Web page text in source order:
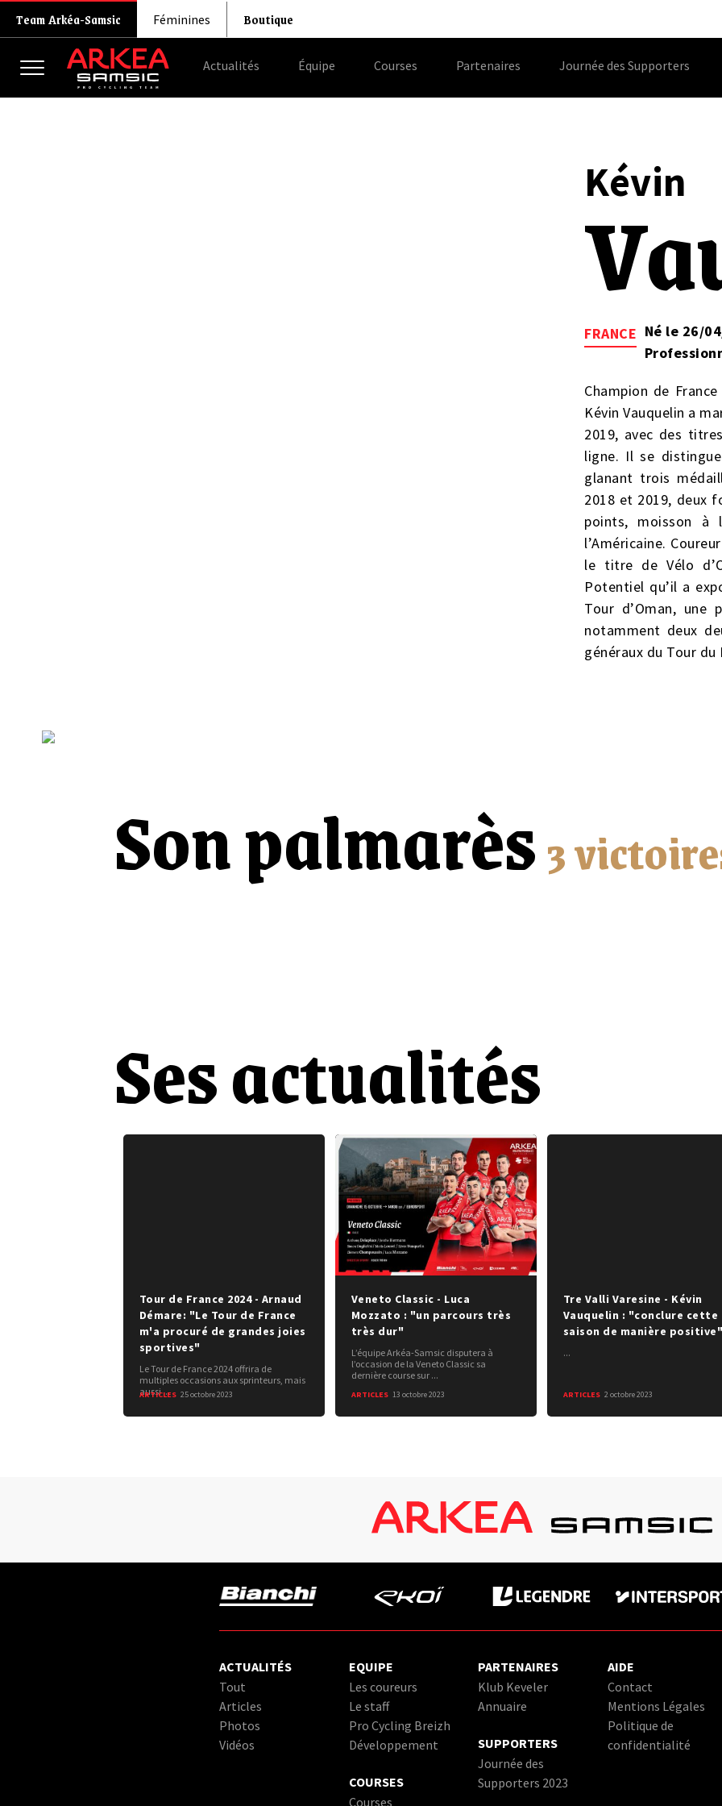
Team Arkéa-Samsic Féminines Boutique
Actualités Équipe Courses Partenaires Journée des Supporters
Kévin
FRANCE Né le 26/
Champion de
Kévin Vauquelin a
2019, avec des
ligne. Il se
glanant trois
2018 et 2019, deux
points, moisson à
l’Américaine.
le titre de Vélo
Potentiel qu’il a
Tour d’Oman, une
notamment deux
généraux du Tour
Son palmarès3
Ses actualités
Tour de France 2024 - Arnaud
Démare: "Le Tour de France
m'a procuré de grandes joies
sportives"
Le Tour de France 2024 offrira de
multiples occasions aux sprinteurs, mais
aussi ...
ARTICLES 25 octobre 2023
Veneto Classic - Luca
Mozzato : "un parcours très
très dur"
L’équipe Arkéa-Samsic disputera à
l’occasion de la Veneto Classic sa
dernière course sur ...
ARTICLES 13 octobre 2023
Tre Valli Varesine - Kévin
Vauquelin : "conclure cette
saison de manière positive"
...
ARTICLES 2 octobre 2023
ACTUALITÉS
Tout
Articles
Photos
Vidéos
EQUIPE
Les coureurs
Le staff
Pro Cycling Breizh
Développement
COURSES
Courses
PARTENAIRES
Klub Keveler
Annuaire
SUPPORTERS
Journée des
Supporters 2023
AIDE
Contact
Mentions Légales
Politique de
confidentialité